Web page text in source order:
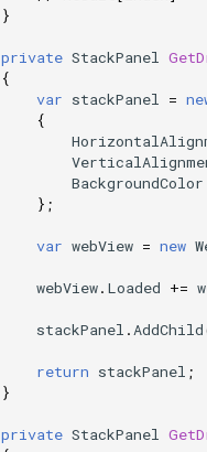
}
private StackPanel
{
var stackPanel =
{
BackgroundColor
};
var webView = new
webView. Loaded +=
stackPanel . AddChild
return stackPanel ;
}
private StackPanel